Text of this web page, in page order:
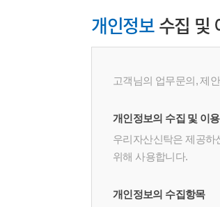
개인정보수집 및
고객님의 업무문의, 제
개인정보의 수집 및 이
우리자산신탁은 제공하
위해 사용합니다.
개인정보의 수집항목